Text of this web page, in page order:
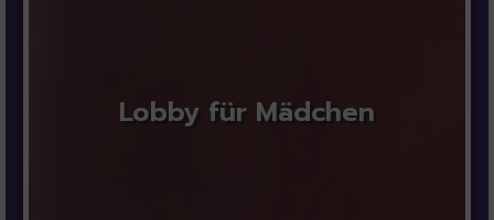
Lobby für Mädchen